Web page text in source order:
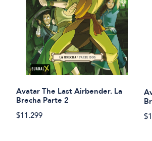
Avatar The Last Airbender. La
Brecha Parte 2
$11.299